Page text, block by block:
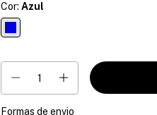
Cor: Azul
Entregas para o CEP:
Formas de envio